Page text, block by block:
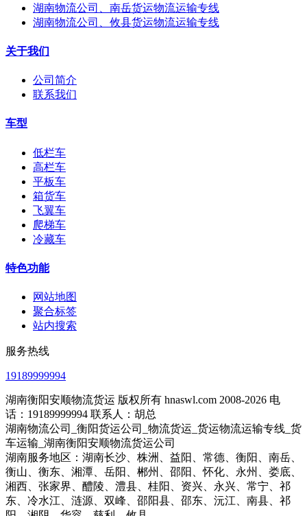
湖南物流公司、南岳货运物流运输专线
湖南物流公司、攸县货运物流运输专线
关于我们
公司简介
联系我们
车型
低栏车
高栏车
平板车
箱货车
飞翼车
爬梯车
冷藏车
特色功能
网站地图
聚合标签
站内搜索
服务热线
19189999994
湖南衡阳安顺物流货运 版权所有 hnaswl.com 2008-2026 电
话：19189999994 联系人：胡总
湖南物流公司_衡阳货运公司_物流货运_货运物流运输专线_货
车运输_湖南衡阳安顺物流货运公司
湖南服务地区：湖南长沙、株洲、益阳、常德、衡阳、南岳、
衡山、衡东、湘潭、岳阳、郴州、邵阳、怀化、永州、娄底、
湘西、张家界、醴陵、澧县、桂阳、资兴、永兴、常宁、祁
东、冷水江、涟源、双峰、邵阳县、邵东、沅江、南县、祁